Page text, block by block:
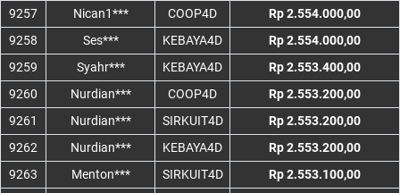
9257
Nican1*** COOP4D
Rp 2.554.000,00
9258
Ses*** KEBAYA4D
Rp 2.554.000,00
9259
Syahr*** KEBAYA4D
Rp 2.553.400,00
9260
Nurdian*** COOP4D
Rp 2.553.200,00
9261
Nurdian*** SIRKUIT4D
Rp 2.553.200,00
9262
Nurdian*** KEBAYA4D
Rp 2.553.200,00
9263
Menton*** SIRKUIT4D
Rp 2.553.100,00